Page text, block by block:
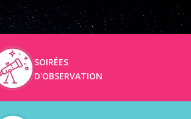
SOIRÉES
D'OBSERVATION